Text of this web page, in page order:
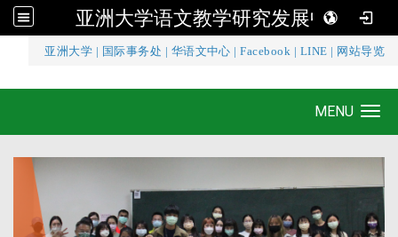
亚洲大学语文教学研究发展中心
亚洲大学 国际事务处 华语文中心 |Facebook LINE 网站导览
亚洲大学语文教学研究发展中心
MENU